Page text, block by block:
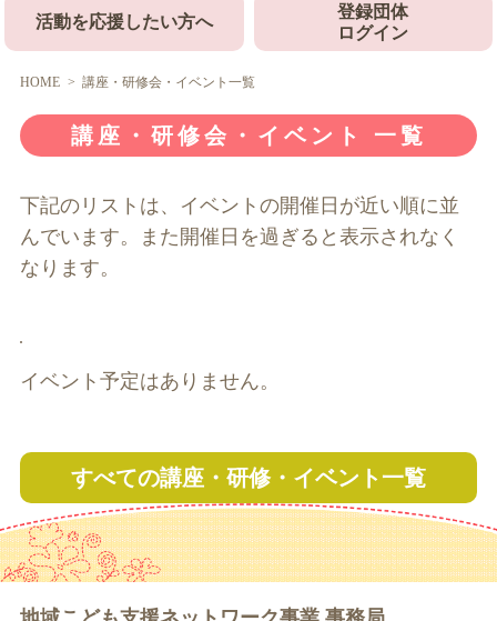
活動を応援したい方へ
登録団体
ログイン
HOME 講座・研修会・イベント一覧
講座・研修会・イベント 一覧
下記のリストは、イベントの開催日が近い順に並
んでいます。また開催日を過ぎると表示されなく
なります。
イベント予定はありません。
すべての講座・研修・イベント一覧